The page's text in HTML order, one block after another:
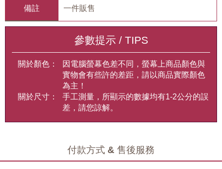
備註 一件販售
參數提示 / TIPS
關於顏色：
因電腦螢幕色差不同，螢幕上商品顏色與
實物會有些許的差距，請以商品實際顏色
為主！
關於尺寸：
手工測量，所顯示的數據均有1-2公分的誤
差，請您諒解。
付款方式 & 售後服務